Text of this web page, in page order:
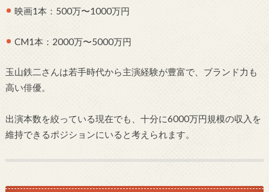
映画1本：500万〜1000万円
CM1本：2000万〜5000万円
玉山鉄二さんは若手時代から主演経験が豊富で、ブランド力も
高い俳優。
出演本数を絞っている現在でも、十分に6000万円規模の収入を
維持できるポジションにいると考えられます。